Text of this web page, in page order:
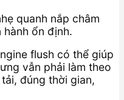
quanh nắp châm
hành ổn định.
flush có thể giúp
vẫn phải làm theo
đúng thời gian,